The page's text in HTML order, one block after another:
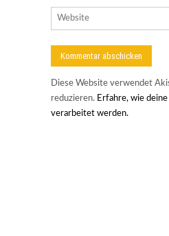
Diese Website verwendet
reduzieren. Erfahre, wie
verarbeitet werden.